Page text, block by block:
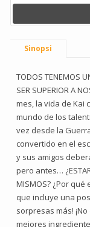
Sinopsi
TODOS TENEMOS
SER SUPERIOR A
mes, la vida de Kai
mundo de los
vez desde la
convertido en el
y sus amigos
pero antes…
MISMOS? ¿Por
que incluye una
sorpresas más!
mejores